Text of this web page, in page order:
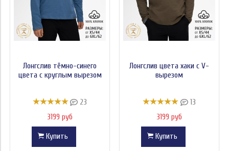
Логотип на спине
Штаны
Лонгслив тёмно-синего
цвета с круглым вырезом
23
3199 руб
Купить
Лонгслив цвета хаки с V-
вырезом
13
3199 руб
Купить